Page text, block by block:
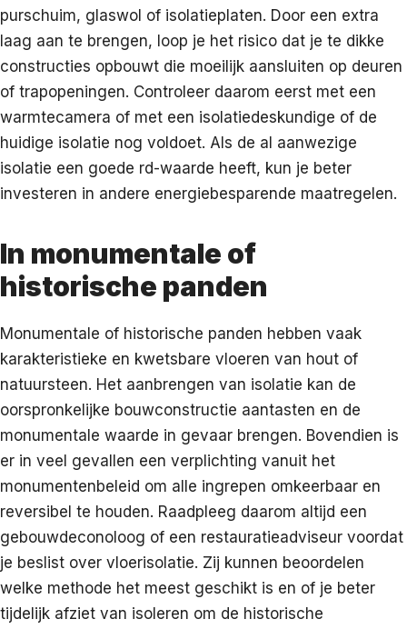
purschuim, glaswol of isolatieplaten. Door een extra
laag aan te brengen, loop je het risico dat je te dikke
constructies opbouwt die moeilijk aansluiten op deuren
of trapopeningen. Controleer daarom eerst met een
warmtecamera of met een isolatiedeskundige of de
huidige isolatie nog voldoet. Als de al aanwezige
isolatie een goede rd-waarde heeft, kun je beter
investeren in andere energiebesparende maatregelen.
In monumentale of
historische panden
Monumentale of historische panden hebben vaak
karakteristieke en kwetsbare vloeren van hout of
natuursteen. Het aanbrengen van isolatie kan de
oorspronkelijke bouwconstructie aantasten en de
monumentale waarde in gevaar brengen. Bovendien is
er in veel gevallen een verplichting vanuit het
monumentenbeleid om alle ingrepen omkeerbaar en
reversibel te houden. Raadpleeg daarom altijd een
gebouwdeconoloog of een restauratieadviseur voordat
je beslist over vloerisolatie. Zij kunnen beoordelen
welke methode het meest geschikt is en of je beter
tijdelijk afziet van isoleren om de historische